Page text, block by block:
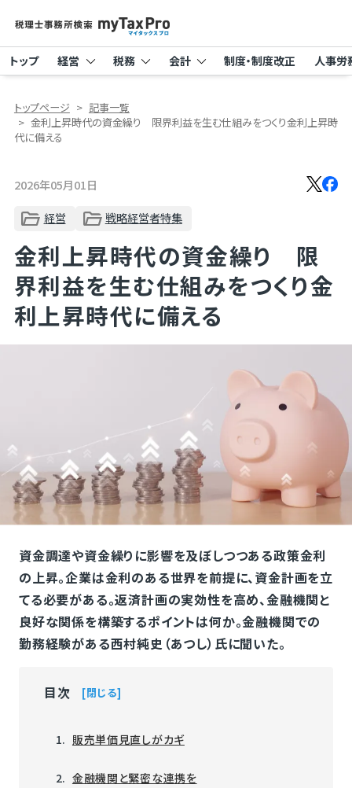
トップ 経営 税務 会計 制度・制度改正 人事労
トップページ
記事一覧
金利上昇時代の資金繰り 限界利益を生む仕組みをつくり金利上昇時
代に備える
2026年05月01日
経営
戦略経営者特集
金利上昇時代の資金繰り 限
界利益を生む仕組みをつくり金
利上昇時代に備える
資金調達や資金繰りに影響を及ぼしつつある政策金利
の上昇。企業は金利のある世界を前提に、資金計画を立
てる必要がある。返済計画の実効性を高め、金融機関と
良好な関係を構築するポイントは何か。金融機関での
勤務経験がある西村純史（あつし）氏に聞いた。
目次 閉じる
販売単価見直しがカギ
金融機関と緊密な連携を